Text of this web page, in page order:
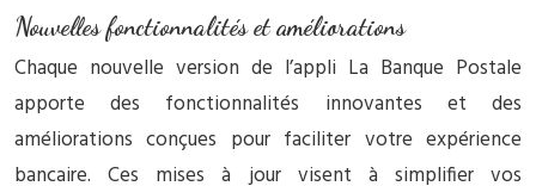
Nouvelles fonctionnalités et améliorations
Chaque nouvelle version de l’appli La Banque Postale
apporte des fonctionnalités innovantes et des
améliorations conçues pour faciliter votre expérience
bancaire. Ces mises à jour visent à simplifier vos